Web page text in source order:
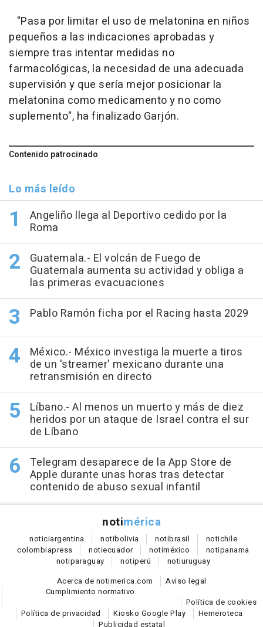
"Pasa por limitar el uso de melatonina en niños
pequeños a las indicaciones aprobadas y
siempre tras intentar medidas no
farmacológicas, la necesidad de una adecuada
supervisión y que sería mejor posicionar la
melatonina como medicamento y no como
suplemento", ha finalizado Garjón.
Contenido patrocinado
Lo más leído
Angeliño llega al Deportivo cedido por la
Roma
Guatemala.- El volcán de Fuego de
Guatemala aumenta su actividad y obliga a
las primeras evacuaciones
Pablo Ramón ficha por el Racing hasta 2029
México.- México investiga la muerte a tiros
de un 'streamer' mexicano durante una
retransmisión en directo
Líbano.- Al menos un muerto y más de diez
heridos por un ataque de Israel contra el sur
de Líbano
Telegram desaparece de la App Store de
Apple durante unas horas tras detectar
contenido de abuso sexual infantil
notimérica
noticiargentina notibolivia notibrasil notichile
colombiapress notiecuador notiméxico notipanama
notiparaguay notiperú notiuruguay
Acerca de notimerica.com
Aviso legal
Cumplimiento normativo
Política de cookies
Política de privacidad
Kiosko Google Play
Hemeroteca
Publicidad estatal